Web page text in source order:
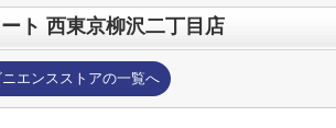
ト 西東京柳沢二丁目店
エンスストアの一覧へ